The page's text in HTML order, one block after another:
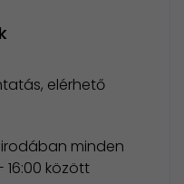
elérhető
minden
között